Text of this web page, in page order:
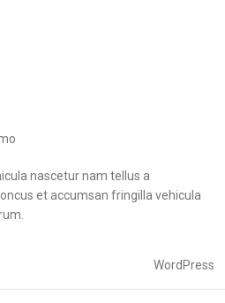
nascetur nam tellus a
et accumsan fringilla vehicula
WordPress